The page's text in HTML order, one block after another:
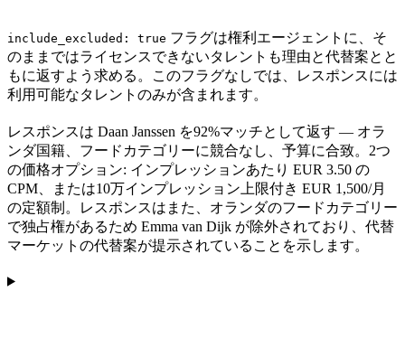
include_excluded: true フラグは権利エージェントに、そ
のままではライセンスできないタレントも理由と代替案とと
もに返すよう求める。このフラグなしでは、レスポンスには
利用可能なタレントのみが含まれます。
レスポンスは Daan Janssen を92%マッチとして返す — オラ
ンダ国籍、フードカテゴリーに競合なし、予算に合致。2つ
の価格オプション: インプレッションあたり EUR 3.50 の
CPM、または10万インプレッション上限付き EUR 1,500/月
の定額制。レスポンスはまた、オランダのフードカテゴリー
で独占権があるため Emma van Dijk が除外されており、代替
マーケットの代替案が提示されていることを示します。